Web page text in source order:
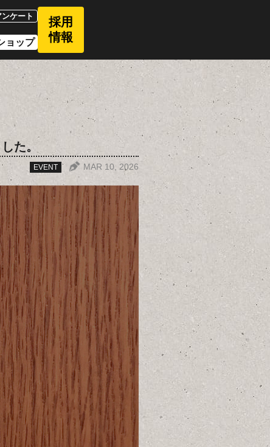
ンケート
ョップ
採用
情報
た。
MAR 10, 2026